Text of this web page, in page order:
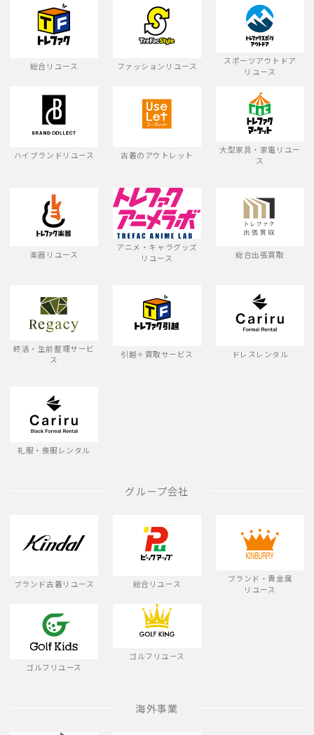
総合リユース ファッションリユース
スポーツアウトドア
リユース
ハイブランドリユース 古着のアウトレット
大型家具・家電リユー
ス
楽器リユース
アニメ・キャラグッズ
リユース
総合出張買取
終活・生前整理サービ
ス
引越＋買取サービス ドレスレンタル
礼服・喪服レンタル
グループ会社
ブランド古着リユース 総合リユース
ブランド・貴金属
リユース
ゴルフリユース
ゴルフリユース
海外事業